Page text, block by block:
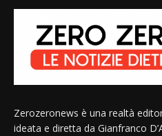
Zerozeronews è una realtà
ideata e diretta da Gianfranco